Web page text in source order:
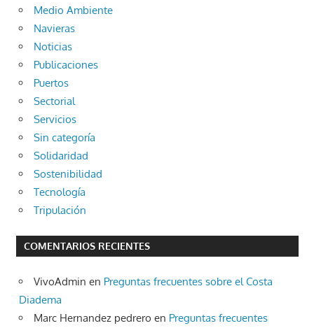
Medio Ambiente
Navieras
Noticias
Publicaciones
Puertos
Sectorial
Servicios
Sin categoría
Solidaridad
Sostenibilidad
Tecnología
Tripulación
COMENTARIOS RECIENTES
VivoAdmin en Preguntas frecuentes sobre el Costa
Diadema
Marc Hernandez pedrero en Preguntas frecuentes